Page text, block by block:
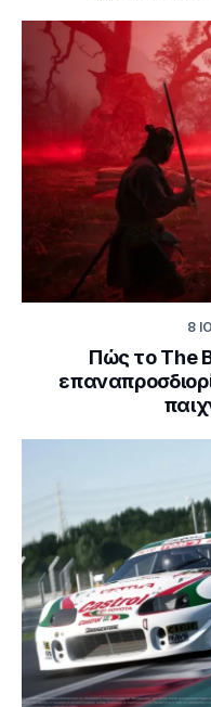
8
Πώς το The